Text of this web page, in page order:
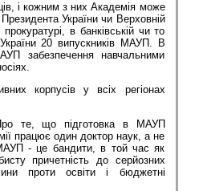
і кожним з них Академія може
України чи Верховній
в банківській чи то
20 випускників МАУП. В
забезпечення навчальними
корпусів у всіх регіонах
те, що підготовка в МАУП
працює один доктор наук, а не
- це бандити, в той час як
причетність до серйозних
проти освіти і бюджетні